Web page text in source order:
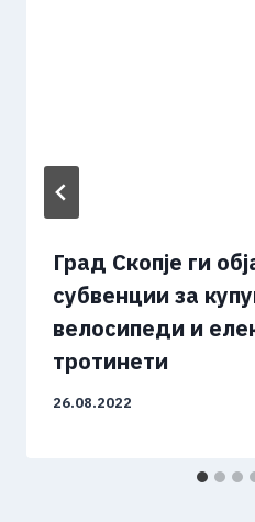
Град Скопје ги
субвенции за
велосипеди и
тротинети
26.08.2022